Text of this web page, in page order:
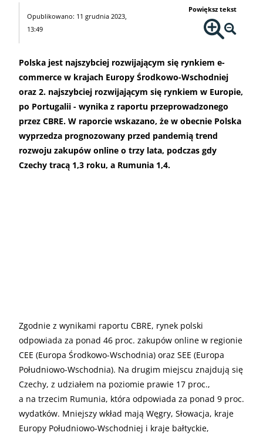
Opublikowano: 11 grudnia 2023,
13:49
Powiększ tekst
Polska jest najszybciej rozwijającym się rynkiem e-
commerce w krajach Europy Środkowo-Wschodniej
oraz 2. najszybciej rozwijającym się rynkiem w Europie,
po Portugalii - wynika z raportu przeprowadzonego
przez CBRE. W raporcie wskazano, że w obecnie Polska
wyprzedza prognozowany przed pandemią trend
rozwoju zakupów online o trzy lata, podczas gdy
Czechy tracą 1,3 roku, a Rumunia 1,4.
Zgodnie z wynikami raportu CBRE, rynek polski
odpowiada za ponad 46 proc. zakupów online w regionie
CEE (Europa Środkowo-Wschodnia) oraz SEE (Europa
Południowo-Wschodnia). Na drugim miejscu znajdują się
Czechy, z udziałem na poziomie prawie 17 proc.,
a na trzecim Rumunia, która odpowiada za ponad 9 proc.
wydatków. Mniejszy wkład mają Węgry, Słowacja, kraje
Europy Południowo-Wschodniej i kraje bałtyckie,